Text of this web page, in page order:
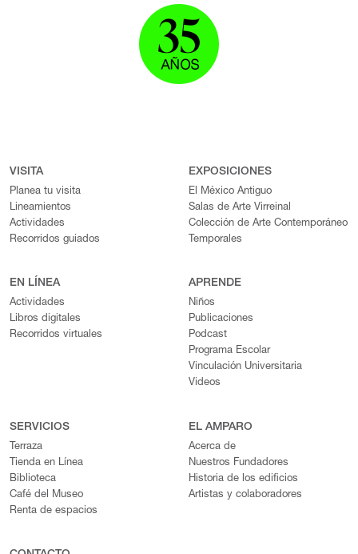
VISITA
Planea tu visita
Lineamientos
Actividades
Recorridos guiados
EXPOSICIONES
El México Antiguo
Salas de Arte Virreinal
Colección de Arte Contemporáneo
Temporales
EN LÍNEA
Actividades
Libros digitales
Recorridos virtuales
APRENDE
Niños
Publicaciones
Podcast
Programa Escolar
Vinculación Universitaria
Videos
SERVICIOS
Terraza
Tienda en Línea
Biblioteca
Café del Museo
Renta de espacios
EL AMPARO
Acerca de
Nuestros Fundadores
Historia de los edificios
Artistas y colaboradores